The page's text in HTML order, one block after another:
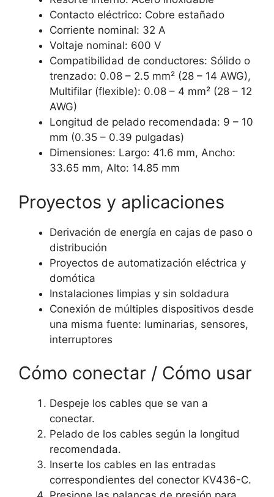
Contacto eléctrico: Cobre estañado
Corriente nominal: 32 A
Voltaje nominal: 600 V
Compatibilidad de conductores: Sólido o
trenzado: 0.08 – 2.5 mm² (28 – 14 AWG),
Multifilar (flexible): 0.08 – 4 mm² (28 – 12
AWG)
Longitud de pelado recomendada: 9 – 10
mm (0.35 – 0.39 pulgadas)
Dimensiones: Largo: 41.6 mm, Ancho:
33.65 mm, Alto: 14.85 mm
Proyectos y aplicaciones
Derivación de energía en cajas de paso o
distribución
Proyectos de automatización eléctrica y
domótica
Instalaciones limpias y sin soldadura
Conexión de múltiples dispositivos desde
una misma fuente: luminarias, sensores,
interruptores
Cómo conectar / Cómo usar
Despeje los cables que se van a
conectar.
Pelado de los cables según la longitud
recomendada.
Inserte los cables en las entradas
correspondientes del conector KV436-C.